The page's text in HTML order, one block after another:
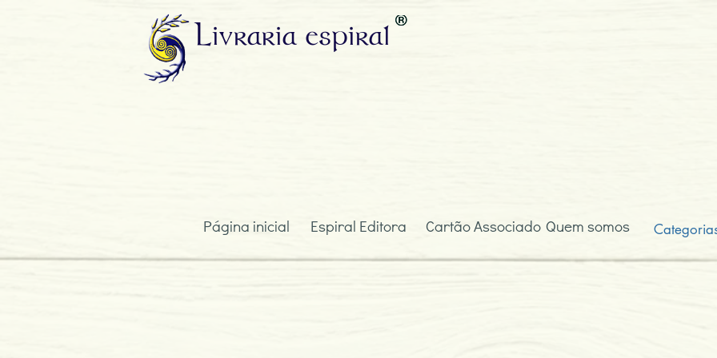
Livraria espiral
Página inicial Espiral Editora Cartão Associado Quem somos